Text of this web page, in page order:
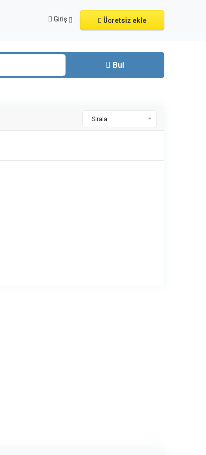
Giriş Ücretsiz ekle
Bul
Sırala